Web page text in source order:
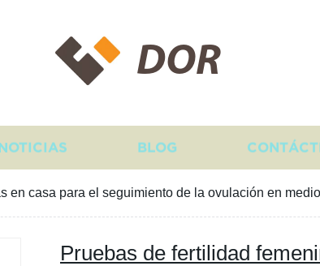
DOR
BLOG
en casa para el seguimiento de la ovulación en
Pruebas de fertilidad